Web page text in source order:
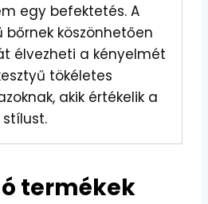
egy befektetés. A
köszönhetően
élvezheti a kényelmét
tökéletes
akik értékelik a
termékek